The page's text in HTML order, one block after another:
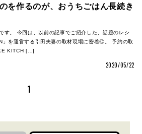
を作るのが、おうちごはん長続き
す。 今回は、以前の記事でご紹介した、話題のレシ
を運営する引田夫妻の取材現場に密着◎。 予約の取
KITCH […]
2020/05/22
1